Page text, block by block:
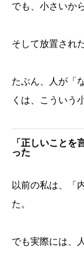
でも、小さいか
そして放置され
たぶん、人が「
くは、こういう
「正しいことを
った
以前の私は、「
た。
でも実際には、